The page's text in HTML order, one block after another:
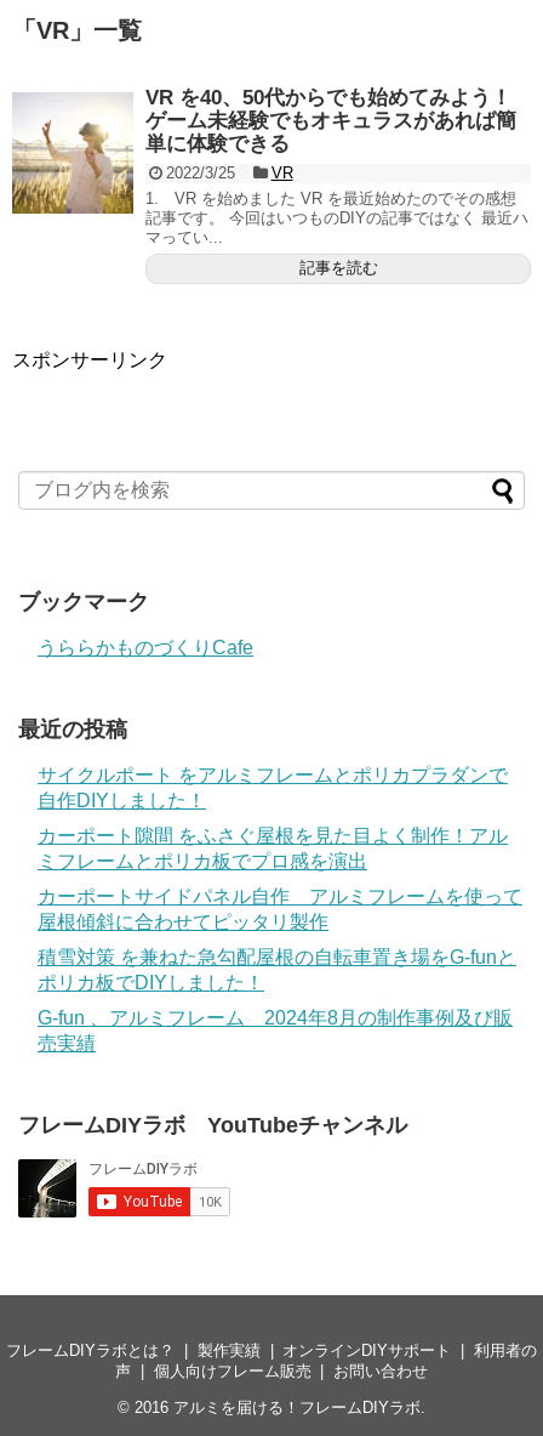
「 VR 」 一覧
VR を40、50代からでも始めてみよう！
ゲーム未経験でもオキュラスがあれば簡
単に体験できる
2022/3/25
VR
1. VR を始めました VR を最近始めたのでその感想
記事です。 今回はいつものDIYの記事ではなく 最近ハ
マってい...
記事を読む
スポンサーリンク
ブックマーク
うららかものづくりCafe
最近の投稿
サイクルポート をアルミフレームとポリカプラダンで
自作DIYしました！
カーポート隙間 をふさぐ屋根を見た目よく制作！アル
ミフレームとポリカ板でプロ感を演出
カーポートサイドパネル自作 アルミフレームを使って
屋根傾斜に合わせてピッタリ製作
積雪対策 を兼ねた急勾配屋根の自転車置き場をG-funと
ポリカ板でDIYしました！
G-fun 、アルミフレーム 2024年8月の制作事例及び販
売実績
フレームDIYラボ YouTubeチャンネル
フレームDIYラボとは？ 製作実績 オンラインDIYサポート
利用者の
声
個人向けフレーム販売
お問い合わせ
© 2016 アルミを届ける！フレームDIYラボ